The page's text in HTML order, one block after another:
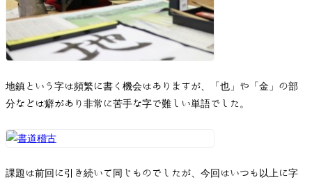
地鎮という字は頻繁に書く機会はありますが、「也」や「金」の部
分などは癖があり非常に苦手な字で難しい単語でした。
課題は前回に引き続いて同じものでしたが、今回はいつも以上に字